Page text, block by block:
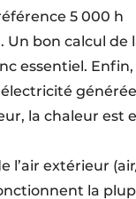
5 000 h
Un bon calcul de
essentiel.
la chaleur est
l’air extérieur
la